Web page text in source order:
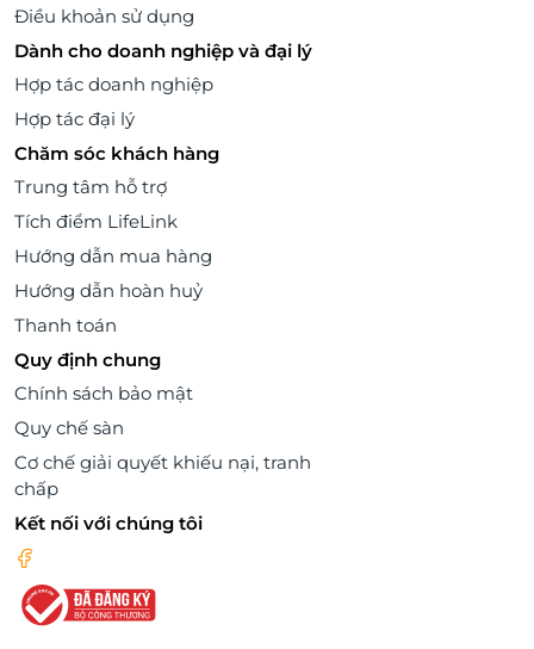
Điều khoản sử dụng
Dành cho doanh nghiệp và đại lý
Hợp tác doanh nghiệp
Hợp tác đại lý
Chăm sóc khách hàng
Trung tâm hỗ trợ
Tích điểm LifeLink
Hướng dẫn mua hàng
Hướng dẫn hoàn huỷ
Thanh toán
Quy định chung
Chính sách bảo mật
Quy chế sàn
Cơ chế giải quyết khiếu nại, tranh
chấp
Kết nối với chúng tôi